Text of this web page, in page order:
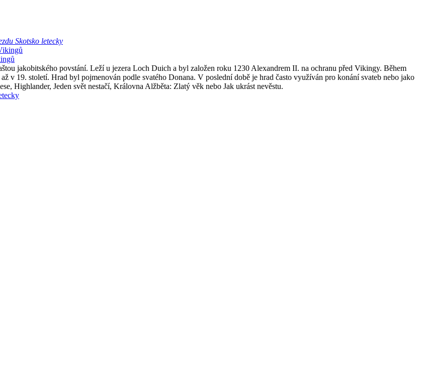
Skotsko letecky
jakobitského povstání. Leží u jezera Loch Duich a byl založen roku 1230 Alexandrem II. na ochranu před Vikingy. Během
v 19. století. Hrad byl pojmenován podle svatého Donana. V poslední době je hrad často využíván pro konání svateb nebo jako
Highlander, Jeden svět nestačí, Královna Alžběta: Zlatý věk nebo Jak ukrást nevěstu.